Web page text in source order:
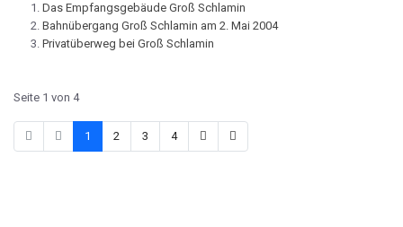
Das Empfangsgebäude Groß Schlamin
Bahnübergang Groß Schlamin am 2. Mai 2004
Privatüberweg bei Groß Schlamin
Seite 1 von 4
1 2 3 4